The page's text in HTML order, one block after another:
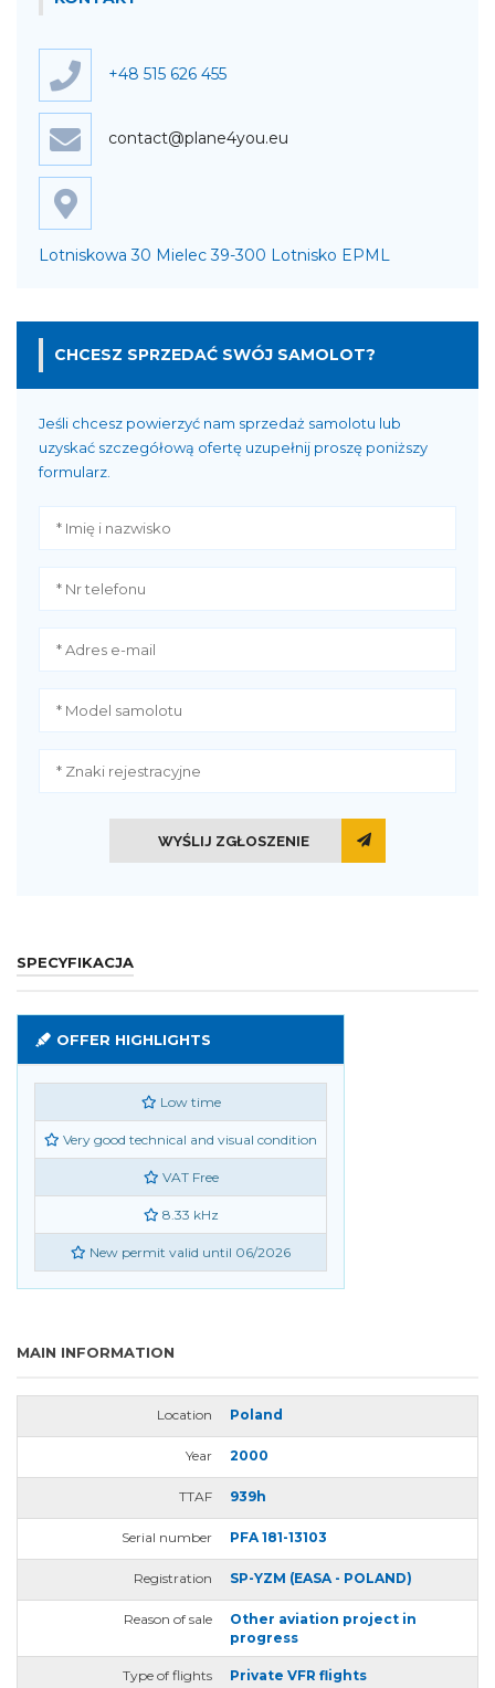
+48 515 626 455
contact@plane4you.eu
Lotniskowa 30 Mielec 39-300 Lotnisko EPML
CHCESZ SPRZEDAĆ SWÓJ SAMOLOT?
Jeśli chcesz powierzyć nam sprzedaż samolotu lub
uzyskać szczegółową ofertę uzupełnij proszę poniższy
formularz.
WYŚLIJ ZGŁOSZENIE
SPECYFIKACJA
OFFER HIGHLIGHTS
Low time
Very good technical and visual condition
VAT Free
8.33 kHz
New permit valid until 06/2026
MAIN INFORMATION
Location Poland
Year 2000
TTAF 939h
Serial number PFA 181-13103
Registration SP-YZM (EASA - POLAND)
Reason of sale
Other aviation project in
progress
Type of flights Private VFR flights